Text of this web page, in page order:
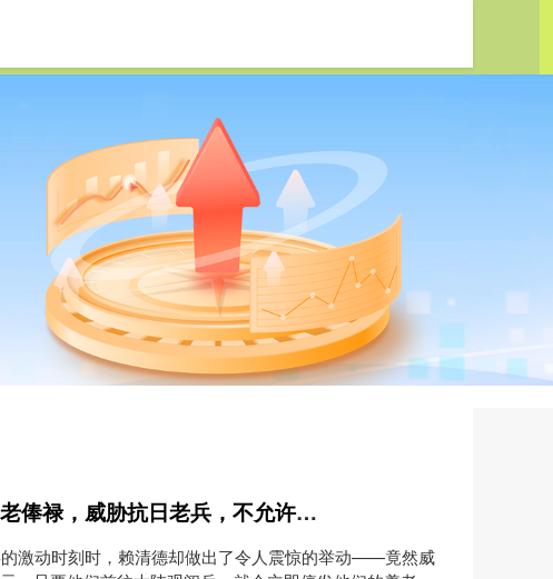
鼎茂策略 赖清德盯上养老俸禄，威胁抗日老兵，不允许参加大陆阅兵_历史_抗战_台湾
激动时刻时，赖清德却做出了令人震惊的举动——竟然威